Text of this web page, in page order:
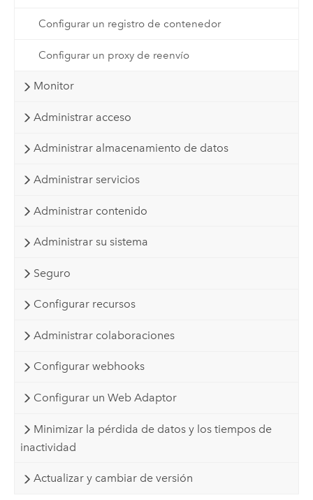
Configurar un registro de contenedor
Configurar un proxy de reenvío
Monitor
Administrar acceso
Administrar almacenamiento de datos
Administrar servicios
Administrar contenido
Administrar su sistema
Seguro
Configurar recursos
Administrar colaboraciones
Configurar webhooks
Configurar un Web Adaptor
Minimizar la pérdida de datos y los tiempos de
inactividad
Actualizar y cambiar de versión